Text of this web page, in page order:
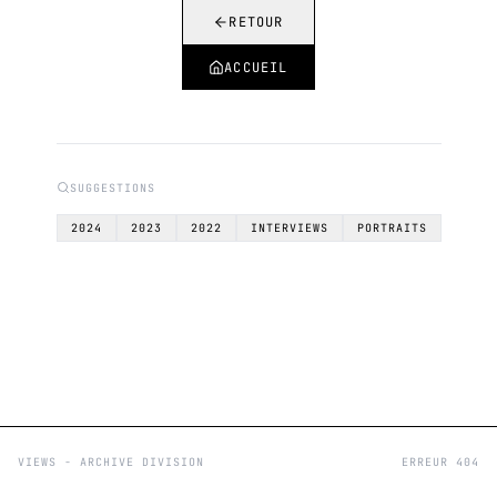
RETOUR
ACCUEIL
SUGGESTIONS
2024 2023 2022 INTERVIEWS PORTRAITS
VIEWS - ARCHIVE DIVISION ERREUR 404